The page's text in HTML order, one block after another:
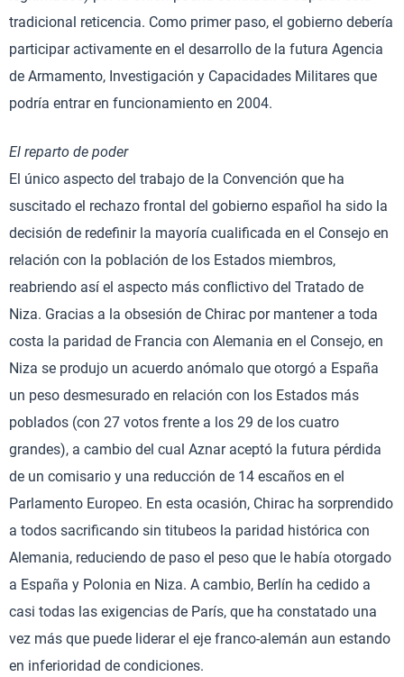
tradicional reticencia. Como primer paso, el gobierno debería
participar activamente en el desarrollo de la futura Agencia
de Armamento, Investigación y Capacidades Militares que
podría entrar en funcionamiento en 2004.
El reparto de poder
El único aspecto del trabajo de la Convención que ha
suscitado el rechazo frontal del gobierno español ha sido la
decisión de redefinir la mayoría cualificada en el Consejo en
relación con la población de los Estados miembros,
reabriendo así el aspecto más conflictivo del Tratado de
Niza. Gracias a la obsesión de Chirac por mantener a toda
costa la paridad de Francia con Alemania en el Consejo, en
Niza se produjo un acuerdo anómalo que otorgó a España
un peso desmesurado en relación con los Estados más
poblados (con 27 votos frente a los 29 de los cuatro
grandes), a cambio del cual Aznar aceptó la futura pérdida
de un comisario y una reducción de 14 escaños en el
Parlamento Europeo. En esta ocasión, Chirac ha sorprendido
a todos sacrificando sin titubeos la paridad histórica con
Alemania, reduciendo de paso el peso que le había otorgado
a España y Polonia en Niza. A cambio, Berlín ha cedido a
casi todas las exigencias de París, que ha constatado una
vez más que puede liderar el eje franco-alemán aun estando
en inferioridad de condiciones.